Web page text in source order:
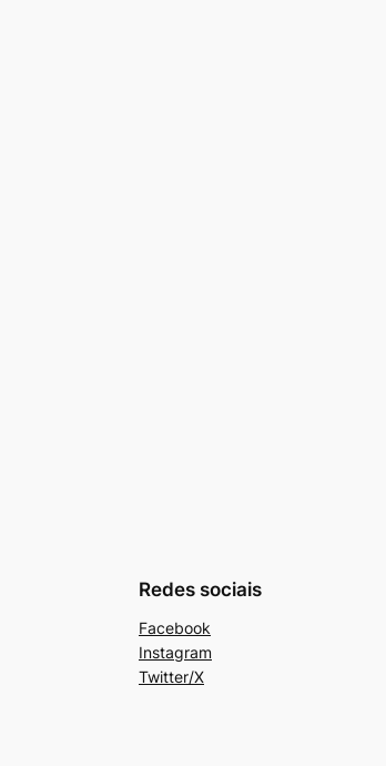
Redes sociais
Facebook
Instagram
Twitter/X